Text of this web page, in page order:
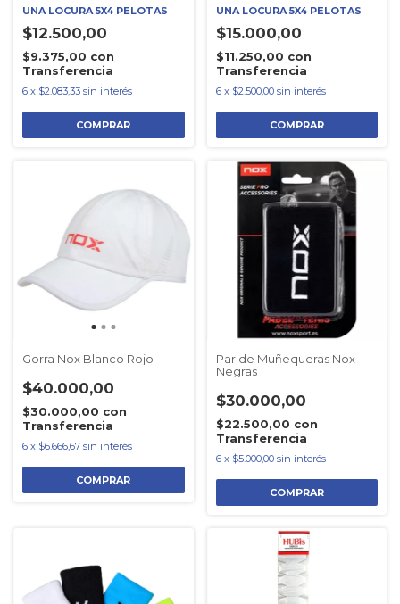
UNA LOCURA 5X4 PELOTAS
$12.500,00
$9.375,00 con
Transferencia
6 x $2.083,33 sin interés
UNA LOCURA 5X4 PELOTAS
$15.000,00
$11.250,00 con
Transferencia
6 x $2.500,00 sin interés
Gorra Nox Blanco Rojo
$40.000,00
$30.000,00 con
Transferencia
6 x $6.666,67 sin interés
Par de Muñequeras Nox
Negras
$30.000,00
$22.500,00 con
Transferencia
6 x $5.000,00 sin interés